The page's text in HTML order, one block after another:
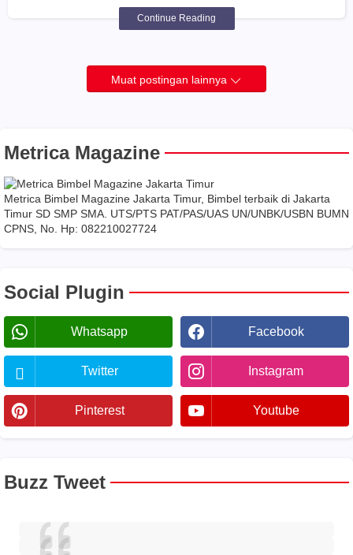
Continue Reading
Muat postingan lainnya
Metrica Magazine
Metrica Bimbel Magazine Jakarta Timur, Bimbel terbaik di Jakarta
Timur SD SMP SMA. UTS/PTS PAT/PAS/UAS UN/UNBK/USBN BUMN
CPNS, No. Hp: 082210027724
Social Plugin
Whatsapp Facebook
Twitter Instagram
Pinterest Youtube
Buzz Tweet